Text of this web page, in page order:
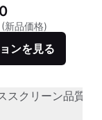
シュ品の価格：
(新品価格)
ンを見る
スクリーン品質